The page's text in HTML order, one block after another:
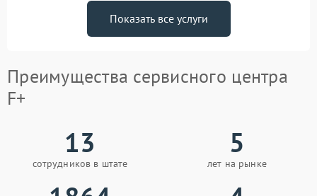
Показать все услуги
Преимущества сервисного центра
F+
13
сотрудников в штате
5
лет на рынке